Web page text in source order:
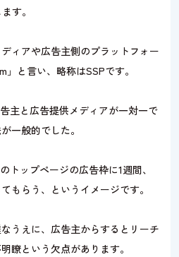
す。
ィアや広告主側のプラットフォー
と言い、略称はSSPです。
主と広告提供メディアが一対一で
一般的でした。
トップページの広告枠に1週間、
もらう、というイメージです。
うえに、広告主からするとリーチ
瞭という欠点があります。